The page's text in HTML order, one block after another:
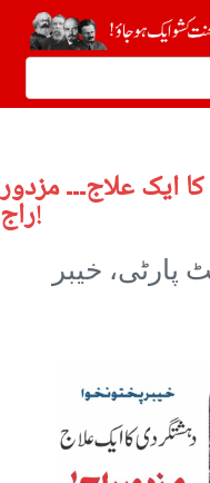
ایک علاج۔۔۔ مزدور
راج!
پارٹی، خیبر